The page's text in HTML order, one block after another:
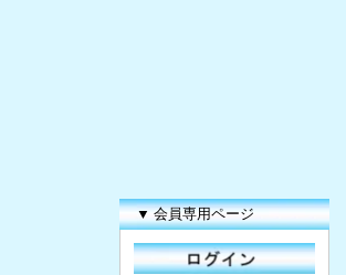
▼ 会員専用ページ